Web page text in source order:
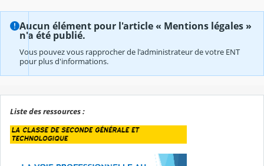
Aucun élément pour l'article « Mentions légales »
n'a été publié.
Vous pouvez vous rapprocher de l'administrateur de votre ENT
pour plus d'informations.
Liste des ressources :